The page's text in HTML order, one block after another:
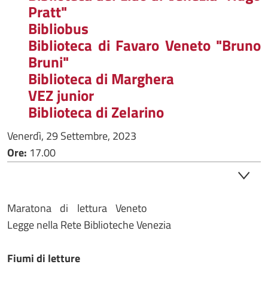
Pratt"
Bibliobus
Biblioteca di Favaro Veneto "Bruno
Bruni"
Biblioteca di Marghera
VEZ junior
Biblioteca di Zelarino
Venerdì, 29 Settembre, 2023
Ore: 17.00
Maratona di lettura Veneto
Legge nella Rete Biblioteche Venezia
Fiumi di letture